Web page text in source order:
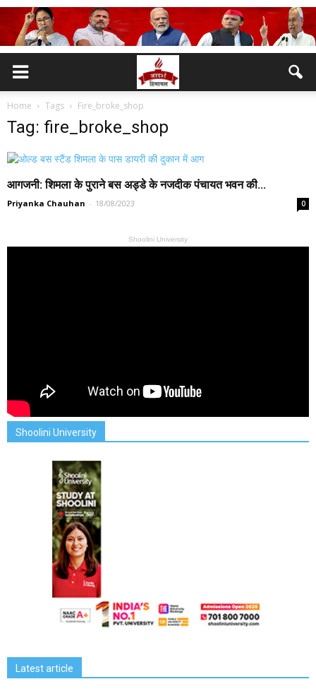
Home Tags Fire_broke_shop
Tag: fire_broke_shop
आगजनी: शिमला के पुराने बस अड्डे के नजदीक पंचायत भवन की...
Priyanka Chauhan - 18/08/2023 0
Shoolini University
Shoolini University
Latest article